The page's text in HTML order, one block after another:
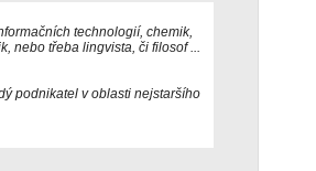
technologií, chemik,
nebo třeba lingvista, či filosof ...
podnikatel v oblasti nejstaršího